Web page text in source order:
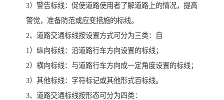
3）警告标线：促使道路使用者了解道路上的情况，提高
警觉，准备防范或应变措施的标线。
2、道路交通标线按设置方式可分为三类：自
1）纵向标线：沿道路行车方向设置的标线；
2）横向标线：与道路行车方向成一定角度设置的标线；
3）其他标线：字符标记或其他形式百标线。
3、道路交通标线按形态可分为四类：